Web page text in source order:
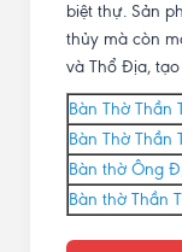
biệt thự. Sản
thủy mà còn
và Thổ Địa,
Bàn Thờ
Bàn Thờ
Bàn thờ Ông
Bàn thờ Thần